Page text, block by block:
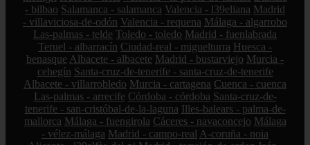
- bilbao Salamanca - salamanca Valencia - l39eliana Madrid
- villaviciosa-de-odón Valencia - requena Málaga - algarrobo
Las-palmas - telde Toledo - toledo Madrid - fuenlabrada
Teruel - albarracín Ciudad-real - miguelturra Huesca -
benasque Albacete - albacete Madrid - bustarviejo Murcia -
cehegín Santa-cruz-de-tenerife - santa-cruz-de-tenerife
Albacete - villarrobledo Murcia - cartagena Cuenca - cuenca
Las-palmas - arrecife Córdoba - córdoba Santa-cruz-de-
tenerife - san-cristóbal-de-la-laguna Illes-balears - palma-de-
mallorca Málaga - fuengirola Cáceres - navaconcejo Málaga
- vélez-málaga Madrid - campo-real A-coruña - noia